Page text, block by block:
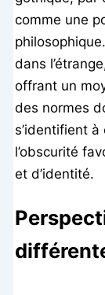
comme une
dans
offrant un
des normes
s’identifient
l’obscurité
et d’identité.